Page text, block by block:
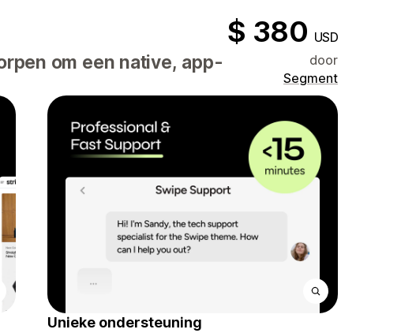
$ 380 USD
om een ​​native, app-
door
Segment
Unieke ondersteuning